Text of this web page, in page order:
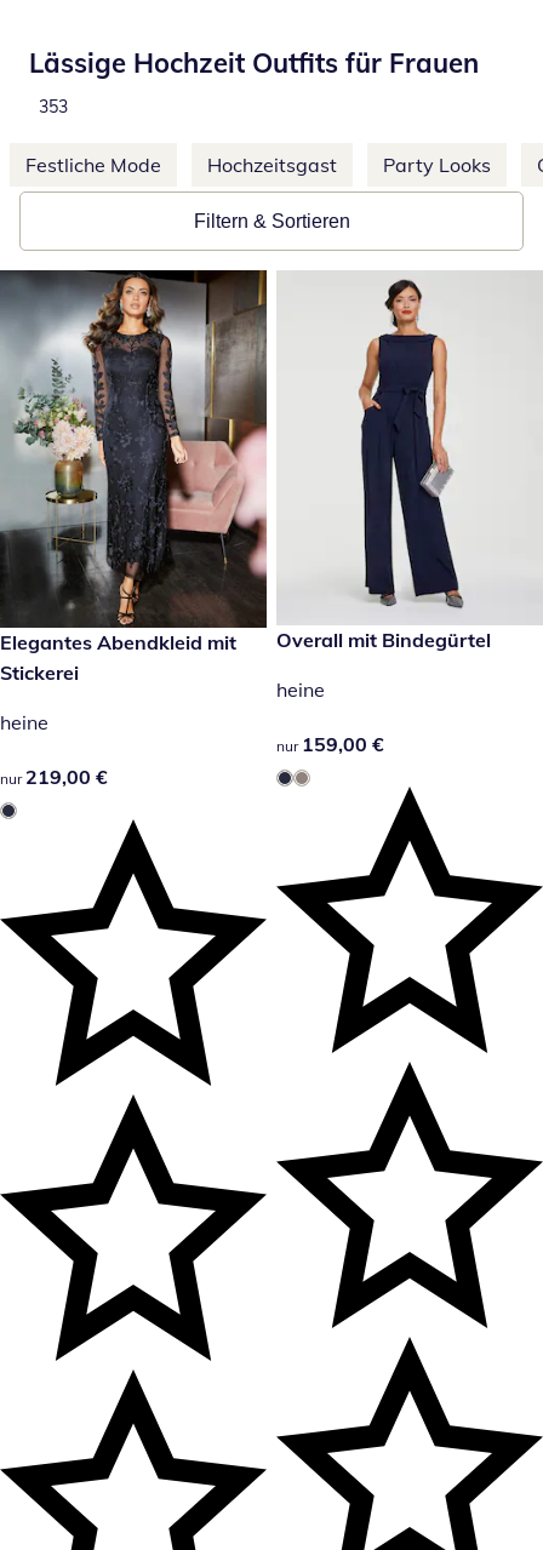
Lässige Hochzeit Outfits für Frauen
Produkte
353
Weitere Kategorien überspringen
Festliche Mode Hochzeitsgast Party Looks
Filtern & Sortieren
219,00 €
Elegantes Abendkleid mit
Stickerei
heine
219,00 €
nur 219,00 €
159,00 €
Overall mit Bindegürtel
heine
159,00 €
nur 159,00 €